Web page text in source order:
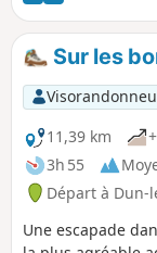
Sur les
11,39 km
3h 55
Départ à Dun-
Une escapade